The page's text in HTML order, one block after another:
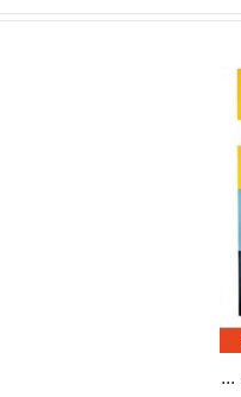
أتقن فن النقاش: كيف تتجنب الخداع المنطقي